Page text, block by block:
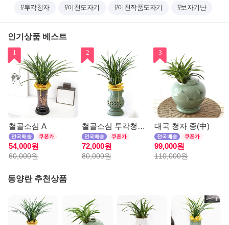
#투각청자 #이천도자기 #이천작품도자기 #보자기난
인기상품 베스트
1
철골소심 A
54,000원
60,000원
2
철골소심 투각청자분
72,000원
80,000원
3
대국 청자 중(中)
99,000원
110,000원
동양란 추천상품